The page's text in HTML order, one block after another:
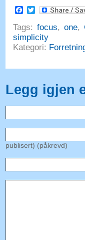
Facebook
Twitter
Tags:focus,one,
simplicity
Kategori:
Legg igjen
publisert) (påkrevd)